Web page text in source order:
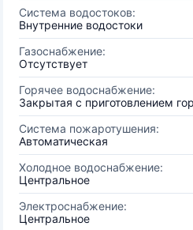
Система водостоков:
Внутренние водостоки
Газоснабжение:
Отсутствует
Горячее водоснабжение:
Закрытая с приготовлением
Система пожаротушения:
Автоматическая
Холодное водоснабжение:
Центральное
Электроснабжение:
Центральное